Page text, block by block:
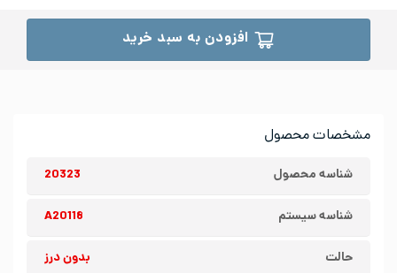
مشخصات محصول
شناسه محصول 20323
شناسه سیستم A20118
حالت بدون درز
افزودن به سبد خرید